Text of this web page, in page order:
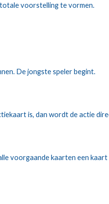
totale voorstelling te vormen.
De jongste speler begint.
is, dan wordt de actie
voorgaande kaarten een kaart